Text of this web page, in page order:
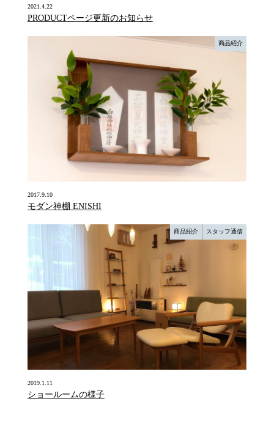
2021.4.22
PRODUCTページ更新のお知らせ
商品紹介
2017.9.10
モダン神棚 ENISHI
商品紹介 スタッフ通信
2019.1.11
ショールームの様子